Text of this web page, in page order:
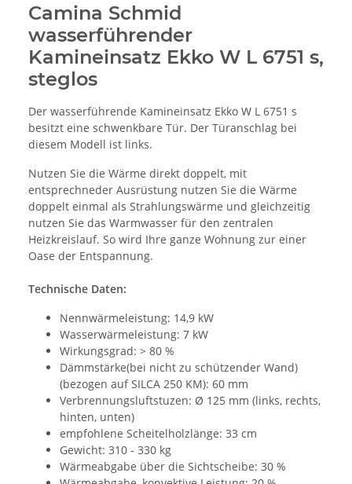
Camina Schmid
wasserführender
Kamineinsatz Ekko W L 6751 s,
steglos
Der wasserführende Kamineinsatz Ekko W L 6751 s
besitzt eine schwenkbare Tür. Der Türanschlag bei
diesem Modell ist links.
Nutzen Sie die Wärme direkt doppelt, mit
entsprechneder Ausrüstung nutzen Sie die Wärme
doppelt einmal als Strahlungswärme und gleichzeitig
nutzen Sie das Warmwasser für den zentralen
Heizkreislauf. So wird Ihre ganze Wohnung zur einer
Oase der Entspannung.
Technische Daten:
Nennwärmeleistung: 14,9 kW
Wasserwärmeleistung: 7 kW
Wirkungsgrad: > 80 %
Dämmstärke(bei nicht zu schützender Wand)
(bezogen auf SILCA 250 KM): 60 mm
Verbrennungsluftstuzen: Ø 125 mm (links, rechts,
hinten, unten)
empfohlene Scheitelholzlänge: 33 cm
Gewicht: 310 - 330 kg
Wärmeabgabe über die Sichtscheibe: 30 %